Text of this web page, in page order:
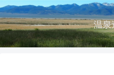
温泉